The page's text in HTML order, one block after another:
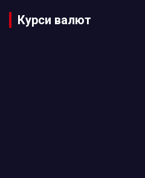
Курси валют